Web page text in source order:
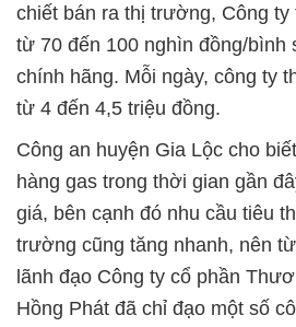
chiết bán ra thị trường, Công
từ 70 đến 100 nghìn đồng/bình
chính hãng. Mỗi ngày, công ty
từ 4 đến 4,5 triệu đồng.
Công an huyện Gia Lộc cho
hàng gas trong thời gian gần
giá, bên cạnh đó nhu cầu tiêu
trường cũng tăng nhanh, nên
lãnh đạo Công ty cổ phần
Hồng Phát đã chỉ đạo một số